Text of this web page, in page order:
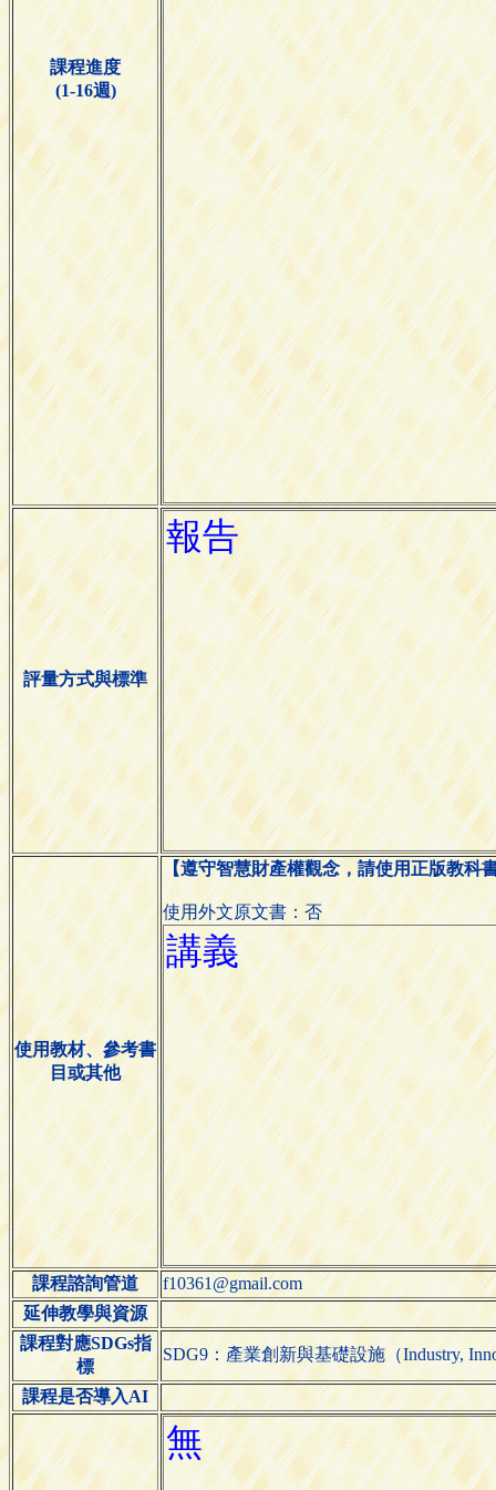
課程進度
(1-16週)
評量方式與標準
使用教材、參考書
目或其他
【遵守智慧財產權觀念，請使用正版教科
使用外文原文書：否
課程諮詢管道
f10361@gmail.com
延伸教學與資源
課程對應SDGs指
標
SDG9：產業創新與基礎設施（Industry,
課程是否導入AI